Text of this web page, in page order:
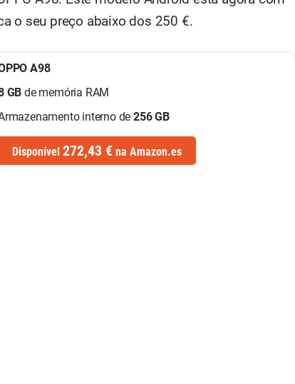
o seu preço abaixo dos 250 €.
A98
GB de memória RAM
interno de 256 GB
Disponível 272,43 € na Amazon.es